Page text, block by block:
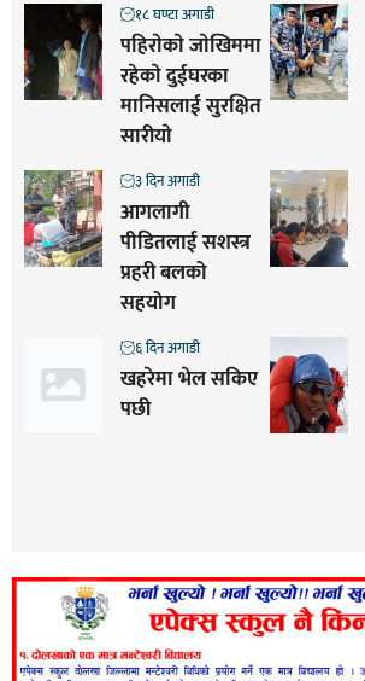
पहिराेकाे जाेखिममा
रहेकाे दुईघरका
मानिसलाई सुरक्षित
सारीयाे
१८ घण्टा अगाडी
आगलागी
पीडितलाई सशस्त्र
प्रहरी बलको
सहयोग
३ दिन अगाडी
खहरेमा भेल सकिए
पछी
६ दिन अगाडी